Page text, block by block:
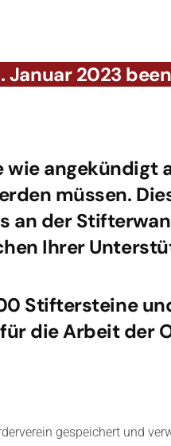
Januar 2023
angekündigt
müssen.
an der
Ihrer
Stiftersteine
die Arbeit der
gespeichert und